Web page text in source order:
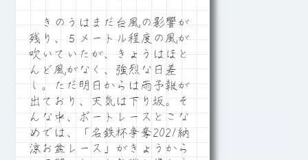
きのうはまだ台風の影響が
残り、５メートル程度の風が
吹いていたが、きょうはほと
んど風がなく、強烈な日差
し。ただ明日からは雨予報が
出ており、天気は下り坂。そ
んな中、ボートレースとこな
めでは、「名鉄杯争奪2021納
涼お盆レース」がきょうから